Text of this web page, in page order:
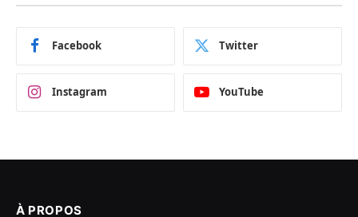
Facebook Twitter
Instagram YouTube
À PROPOS